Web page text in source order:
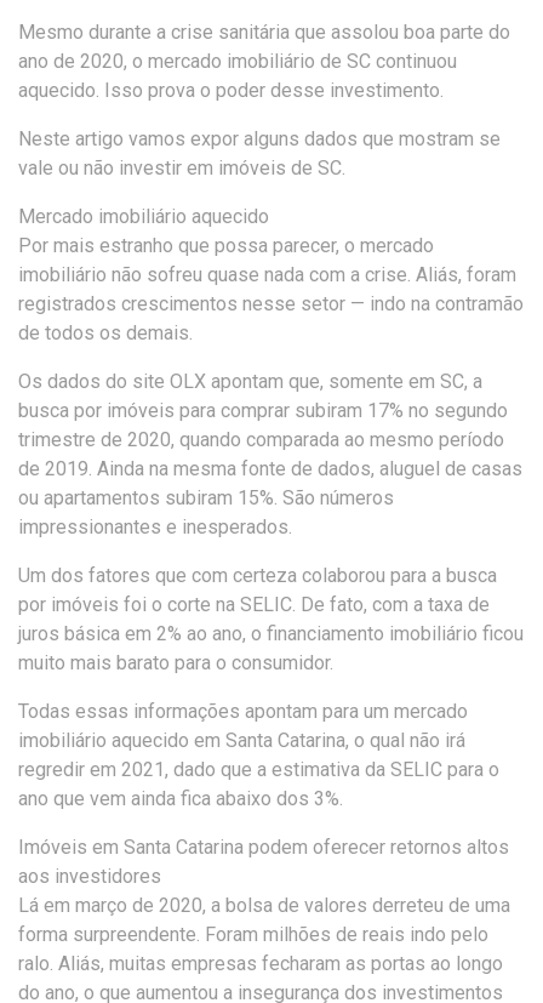
Mesmo durante a crise sanitária que assolou boa parte do
ano de 2020, o mercado imobiliário de SC continuou
aquecido. Isso prova o poder desse investimento.
Neste artigo vamos expor alguns dados que mostram se
vale ou não investir em imóveis de SC.
Mercado imobiliário aquecido
Por mais estranho que possa parecer, o mercado
imobiliário não sofreu quase nada com a crise. Aliás, foram
registrados crescimentos nesse setor — indo na contramão
de todos os demais.
Os dados do site OLX apontam que, somente em SC, a
busca por imóveis para comprar subiram 17% no segundo
trimestre de 2020, quando comparada ao mesmo período
de 2019. Ainda na mesma fonte de dados, aluguel de casas
ou apartamentos subiram 15%. São números
impressionantes e inesperados.
Um dos fatores que com certeza colaborou para a busca
por imóveis foi o corte na SELIC. De fato, com a taxa de
juros básica em 2% ao ano, o financiamento imobiliário ficou
muito mais barato para o consumidor.
Todas essas informações apontam para um mercado
imobiliário aquecido em Santa Catarina, o qual não irá
regredir em 2021, dado que a estimativa da SELIC para o
ano que vem ainda fica abaixo dos 3%.
Imóveis em Santa Catarina podem oferecer retornos altos
aos investidores
Lá em março de 2020, a bolsa de valores derreteu de uma
forma surpreendente. Foram milhões de reais indo pelo
ralo. Aliás, muitas empresas fecharam as portas ao longo
do ano, o que aumentou a insegurança dos investimentos